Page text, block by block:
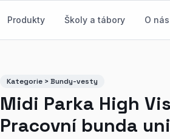
Produkty Školy a tábory O
Kategorie > Bundy-vesty
Midi Parka High
Pracovní bunda